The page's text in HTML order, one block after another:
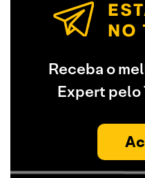
Receba o
Expert pelo